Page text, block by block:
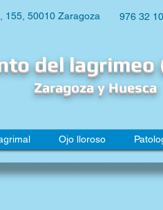
155, 50010 Zaragoza 976 32
del lagrimeo
Zaragoza y Huesca
Ojo lloroso